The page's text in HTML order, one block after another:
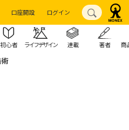
口座開設 ログイン
初心者 ライフデザイン 連載 著者 商